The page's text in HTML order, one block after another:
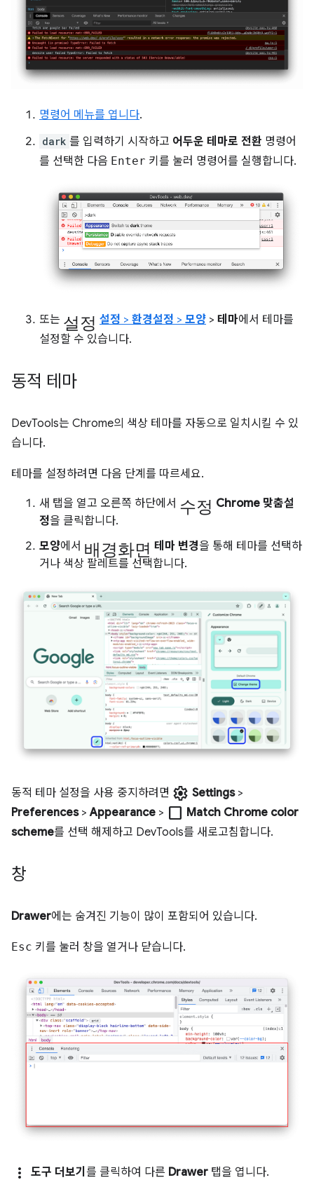
명령어 메뉴를 엽니다.
dark 를 입력하기 시작하고 어두운 테마로 전환 명령어
를 선택한 다음 Enter 키를 눌러 명령어를 실행합니다.
또는 설정 설정 > 환경설정 > 모양 > 테마에서 테마를
설정할 수 있습니다.
동적 테마
DevTools는 Chrome의 색상 테마를 자동으로 일치시킬 수 있
습니다.
테마를 설정하려면 다음 단계를 따르세요.
새 탭을 열고 오른쪽 하단에서 수정 Chrome 맞춤설
정을 클릭합니다.
모양에서 배경화면 테마 변경을 통해 테마를 선택하
거나 색상 팔레트를 선택합니다.
동적 테마 설정을 사용 중지하려면 settings Settings>
Preferences>Appearance > check_box_outline_blank Match Chrome color
scheme를 선택 해제하고 DevTools를 새로고침합니다.
창
Drawer에는 숨겨진 기능이 많이 포함되어 있습니다.
Esc 키를 눌러 창을 열거나 닫습니다.
more_vert 도구 더보기 를 클릭하여 다른 Drawer 탭을 엽니다.